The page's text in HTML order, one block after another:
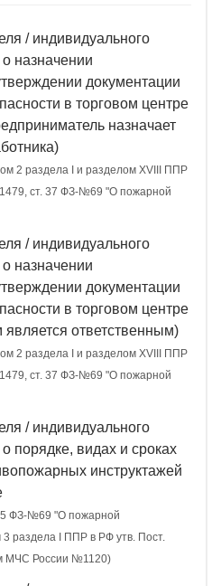
/ индивидуального
назначении
документации
в торговом центре
назначает
2 раздела I и разделом XVIII ППР
ст. 37 ФЗ-№69 "О пожарной
/ индивидуального
назначении
документации
в торговом центре
является ответственным)
2 раздела I и разделом XVIII ППР
ст. 37 ФЗ-№69 "О пожарной
/ индивидуального
порядке, видах и сроках
инструктажей
ФЗ-№69 "О пожарной
3 раздела I ППР в РФ утв. Пост.
МЧС России №1120)